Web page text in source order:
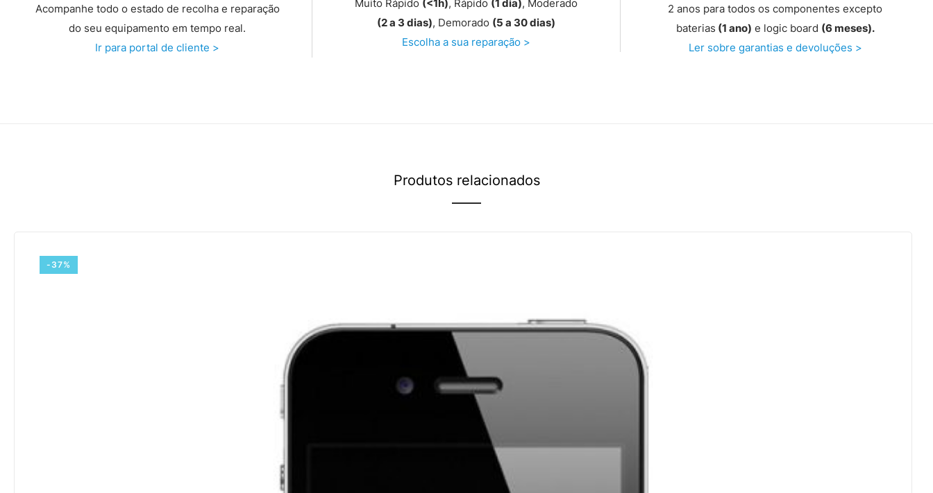
Acompanhe todo o estado de recolha e reparação
do seu equipamento em tempo real.
Ir para portal de cliente >
Muito Rápido (<1h), Rápido (1 dia), Moderado
(2 a 3 dias), Demorado (5 a 30 dias)
Escolha a sua reparação >
2 anos para todos os componentes excepto
baterias (1 ano) e logic board (6 meses).
Ler sobre garantias e devoluções >
Produtos relacionados
-37%